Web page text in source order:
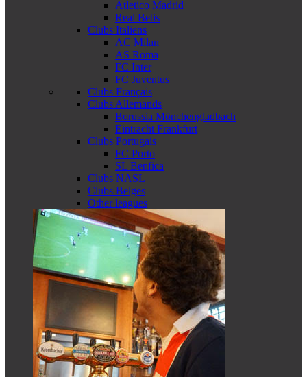
Atletico Madrid
Real Betis
Clubs Italiens
AC Milan
AS Roma
FC Inter
FC Juventus
Clubs Français
Clubs Allemands
Borussia Mönchengladbach
Eintracht Frankfurt
Clubs Portugais
FC Porto
SL Benfica
Clubs NASL
Clubs Belges
Other leagues